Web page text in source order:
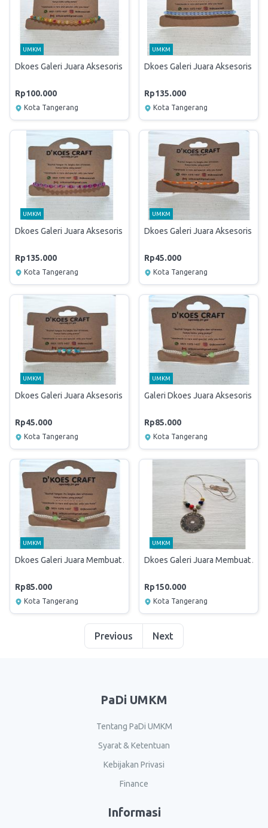
UMKM
Dkoes Galeri Juara Aksesoris Wanita
Rp100.000
Kota Tangerang
UMKM
Dkoes Galeri Juara Aksesoris
Rp135.000
Kota Tangerang
UMKM
Dkoes Galeri Juara Aksesoris Wanita
Rp135.000
Kota Tangerang
UMKM
Dkoes Galeri Juara Aksesoris
Rp45.000
Kota Tangerang
UMKM
Dkoes Galeri Juara Aksesoris Wanita
Rp45.000
Kota Tangerang
UMKM
Galeri Dkoes Juara Aksesoris
Rp85.000
Kota Tangerang
UMKM
Dkoes Galeri Juara Membuat Aksesories Wanita
Rp85.000
Kota Tangerang
UMKM
Dkoes Galeri Juara Membuat
Rp150.000
Kota Tangerang
Previous Next
PaDi UMKM
Tentang PaDi UMKM
Syarat & Ketentuan
Kebijakan Privasi
Finance
Informasi